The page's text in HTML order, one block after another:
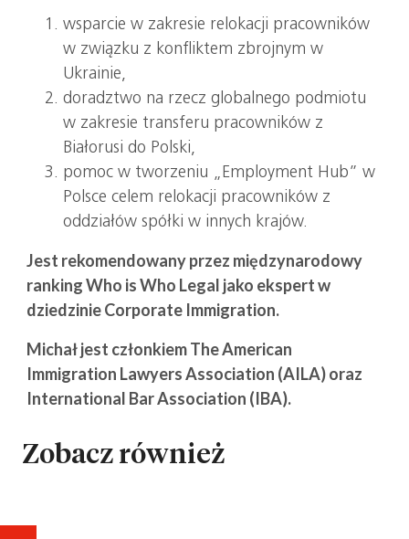
wsparcie w zakresie relokacji pracowników
w związku z konfliktem zbrojnym w
Ukrainie,
doradztwo na rzecz globalnego podmiotu
w zakresie transferu pracowników z
Białorusi do Polski,
pomoc w tworzeniu „Employment Hub” w
Polsce celem relokacji pracowników z
oddziałów spółki w innych krajów.
Jest rekomendowany przez międzynarodowy
ranking Who is Who Legal jako ekspert w
dziedzinie Corporate Immigration.
Michał jest członkiem The American
Immigration Lawyers Association (AILA) oraz
International Bar Association (IBA).
Zobacz również